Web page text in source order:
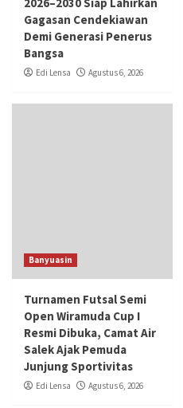
Gagasan Cendekiawan
Demi Generasi Penerus
Bangsa
Edi Lensa Agustus 6, 2026
Banyuasin
Turnamen Futsal Semi
Open Wiramuda Cup I
Resmi Dibuka, Camat Air
Salek Ajak Pemuda
Junjung Sportivitas
Edi Lensa Agustus 6, 2026